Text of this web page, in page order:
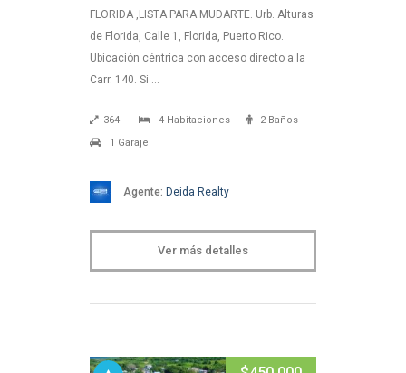
FLORIDA ,LISTA PARA MUDARTE. Urb. Alturas
de Florida, Calle 1, Florida, Puerto Rico.
Ubicación céntrica con acceso directo a la
Carr. 140. Si …
364 4 Habitaciones
2 Baños
1 Garaje
Agente: Deida Realty
Ver más detalles